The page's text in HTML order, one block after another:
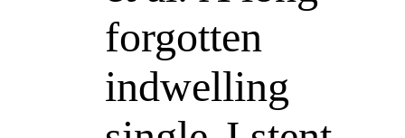
forgotten
indwelling